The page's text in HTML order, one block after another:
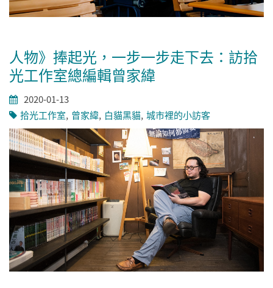
人物》捧起光，一步一步走下去：訪拾
光工作室總編輯曾家緯
2020-01-13
拾光工作室 曾家緯 白貓黑貓 城市裡的小訪客